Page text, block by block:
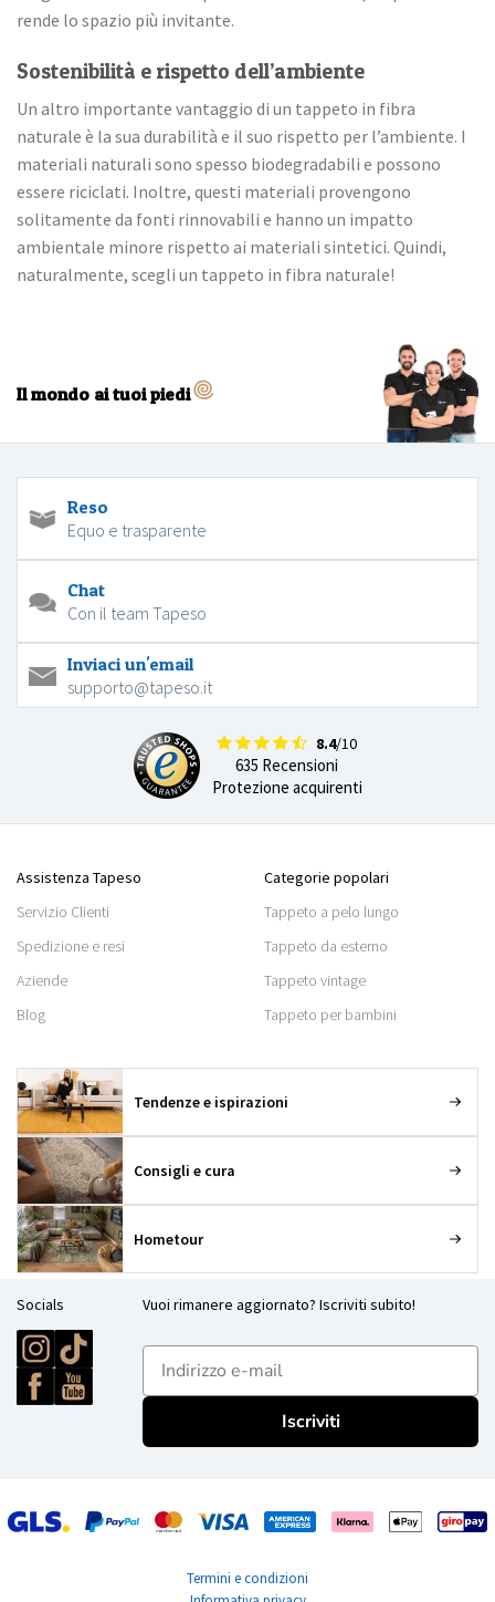
rende lo spazio più invitante.
Sostenibilità e rispetto dell’ambiente
Un altro importante vantaggio di un tappeto in fibra
naturale è la sua durabilità e il suo rispetto per l’ambiente. I
materiali naturali sono spesso biodegradabili e possono
essere riciclati. Inoltre, questi materiali provengono
solitamente da fonti rinnovabili e hanno un impatto
ambientale minore rispetto ai materiali sintetici. Quindi,
naturalmente, scegli un tappeto in fibra naturale!
Il mondo ai tuoi piedi
Reso
Equo e trasparente
Chat
Con il team Tapeso
Inviaci un'email
supporto@tapeso.it
8.4/10
635 Recensioni
Protezione acquirenti
Assistenza Tapeso
Servizio Clienti
Spedizione e resi
Aziende
Blog
Categorie popolari
Tappeto a pelo lungo
Tappeto da esterno
Tappeto vintage
Tappeto per bambini
Tendenze e ispirazioni
Consigli e cura
Hometour
Socials Vuoi rimanere aggiornato? Iscriviti subito!
E-mailadres
Iscriviti
Termini e condizioni